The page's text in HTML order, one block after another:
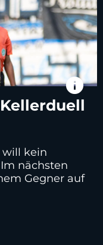
info
will kein
nächsten
Gegner auf